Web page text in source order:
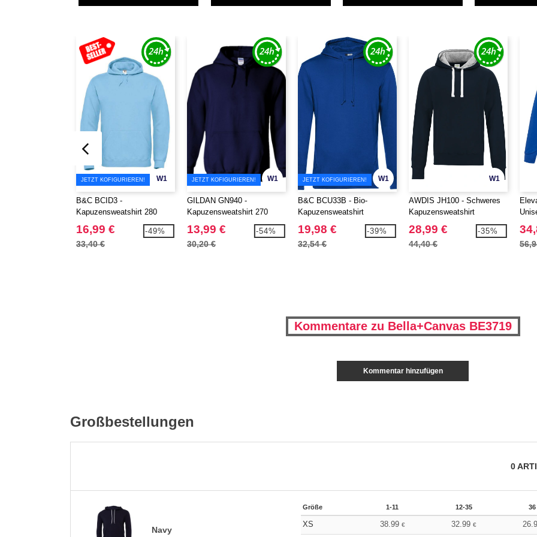
W1
JETZT KOFIGURIEREN!
B&C BCID3 -
Kapuzensweatshirt 280
16,99 €
33,40 €
-49%
W1
JETZT KOFIGURIEREN!
GILDAN GN940 -
Kapuzensweatshirt 270
13,99 €
30,20 €
-54%
W1
JETZT KOFIGURIEREN!
B&C BCU33B - Bio-
Kapuzensweatshirt
19,98 €
32,54 €
-39%
W1
AWDIS JH100 - Schweres
Kapuzensweatshirt
28,99 €
44,40 €
-35%
Kommentare zu Bella+Canvas BE3719
Kommentar hinzufügen
Großbestellungen
0
Navy
Größe 1-11 12-35 36
XS 38.99 € 32.99 €